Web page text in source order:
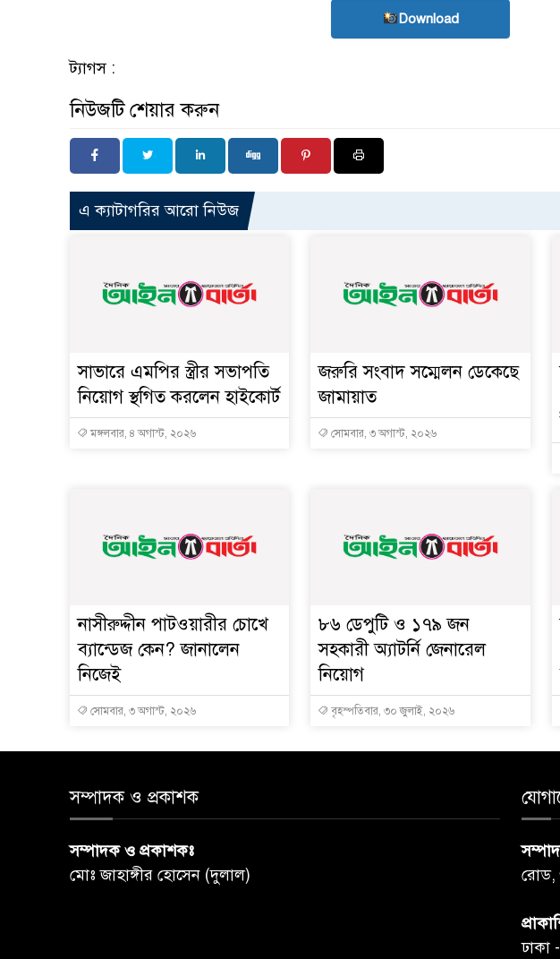
Download
ট্যাগস :
নিউজটি শেয়ার করুন
এ ক্যাটাগরির আরো নিউজ
সাভারে এমপির স্ত্রীর সভাপতি
নিয়োগ স্থগিত করলেন হাইকোর্ট
মঙ্গলবার, ৪ অগাস্ট, ২০২৬
জরুরি সংবাদ সম্মেলন ডেকেছে
জামায়াত
সোমবার, ৩ অগাস্ট, ২০২৬
নাসীরুদ্দীন পাটওয়ারীর চোখে
ব্যান্ডেজ কেন? জানালেন
নিজেই
সোমবার, ৩ অগাস্ট, ২০২৬
৮৬ ডেপুটি ও ১৭৯ জন
সহকারী অ্যাটর্নি জেনারেল
নিয়োগ
বৃহস্পতিবার, ৩০ জুলাই, ২০২৬
সম্পাদক ও প্রকাশক
সম্পাদক ও প্রকাশকঃ
মোঃ জাহাঙ্গীর হোসেন (দুলাল)
রোড,
ঢাকা